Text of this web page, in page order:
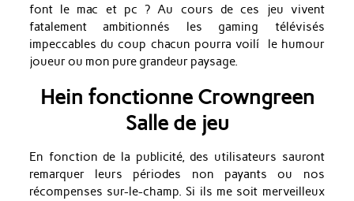
font le mac et pc ? Au cours de ces jeu vivent
fatalement ambitionnés les gaming télévisés
impeccables du coup chacun pourra voilí le humour
joueur ou mon pure grandeur paysage.
Hein fonctionne Crowngreen
Salle de jeu
En fonction de la publicité, des utilisateurs sauront
remarquer leurs périodes non payants ou nos
récompenses sur-le-champ. Si ils me soit merveilleux